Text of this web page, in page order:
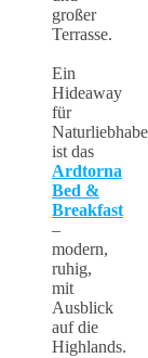
großer
Terrasse.
Ein
Hideaway
für
ist das
Ardtorna
Bed &
Breakfast
–
modern,
ruhig,
mit
Ausblick
auf die
Highlands.